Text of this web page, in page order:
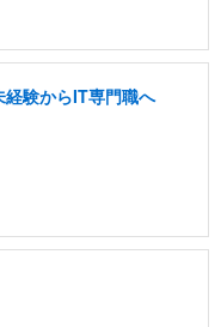
験からIT専門職へ